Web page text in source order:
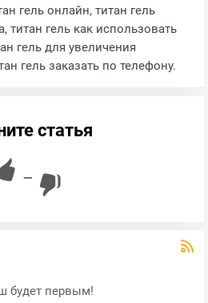
гель онлайн, титан гель
гель как использовать
гель для увеличения
гель заказать по телефону.
статья
—
будет первым!